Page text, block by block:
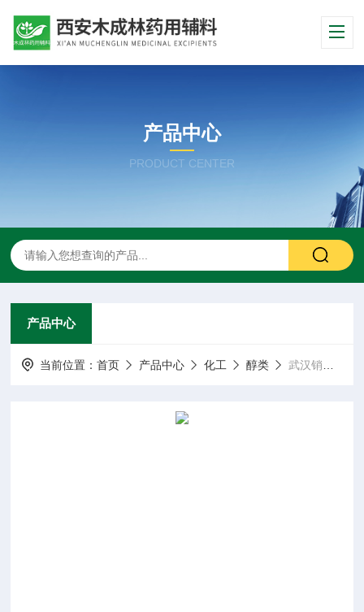
产品中心
PRODUCT CENTER
产品中心
当前位置：首页 产品中心 化工 醇类 武汉销售药用型号